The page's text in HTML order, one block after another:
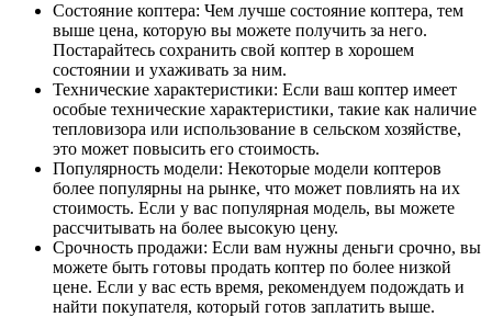
Состояние коптера: Чем лучше состояние коптера, тем
выше цена, которую вы можете получить за него.
Постарайтесь сохранить свой коптер в хорошем
состоянии и ухаживать за ним.
Технические характеристики: Если ваш коптер имеет
особые технические характеристики, такие как наличие
тепловизора или использование в сельском хозяйстве,
это может повысить его стоимость.
Популярность модели: Некоторые модели коптеров
более популярны на рынке, что может повлиять на их
стоимость. Если у вас популярная модель, вы можете
рассчитывать на более высокую цену.
Срочность продажи: Если вам нужны деньги срочно, вы
можете быть готовы продать коптер по более низкой
цене. Если у вас есть время, рекомендуем подождать и
найти покупателя, который готов заплатить выше.